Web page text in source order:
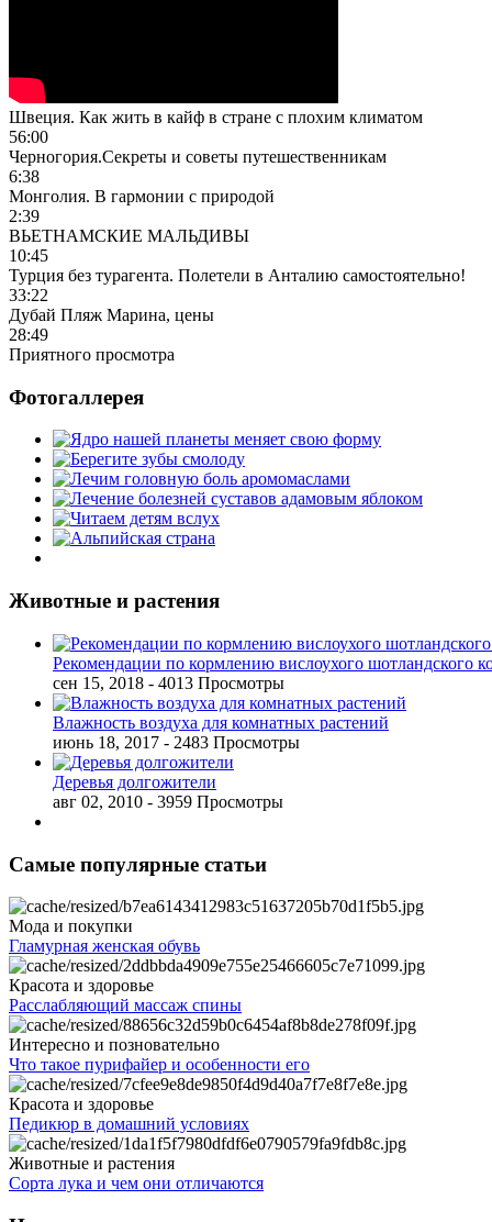
Швеция. Как жить в кайф в стране с плохим климатом
56:00
Черногория.Секреты и советы путешественникам
6:38
Монголия. В гармонии с природой
2:39
ВЬЕТНАМСКИЕ МАЛЬДИВЫ
10:45
Турция без турагента. Полетели в Анталию самостоятельно!
33:22
Дубай Пляж Марина, цены
28:49
Приятного просмотра
Фотогаллерея
Животные и растения
Рекомендации по кормлению вислоухого шотландского
сен 15, 2018 - 4013 Просмотры
Влажность воздуха для комнатных растений
июнь 18, 2017 - 2483 Просмотры
Деревья долгожители
авг 02, 2010 - 3959 Просмотры
Самые популярные статьи
Мода и покупки
Гламурная женская обувь
Красота и здоровье
Расслабляющий массаж спины
Интересно и позновательно
Что такое пурифайер и особенности его
Красота и здоровье
Педикюр в домашний условиях
Животные и растения
Сорта лука и чем они отличаются